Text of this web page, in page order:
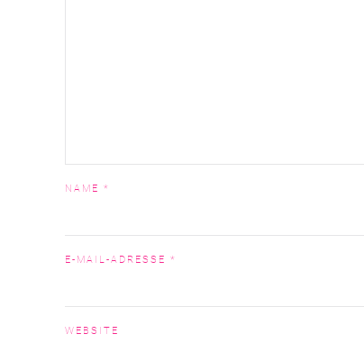
NAME *
E-MAIL-ADRESSE *
WEBSITE